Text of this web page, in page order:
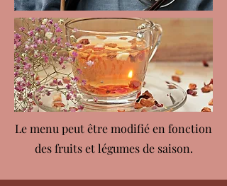
Le menu peut être modifié en fonction
des fruits et légumes de saison.